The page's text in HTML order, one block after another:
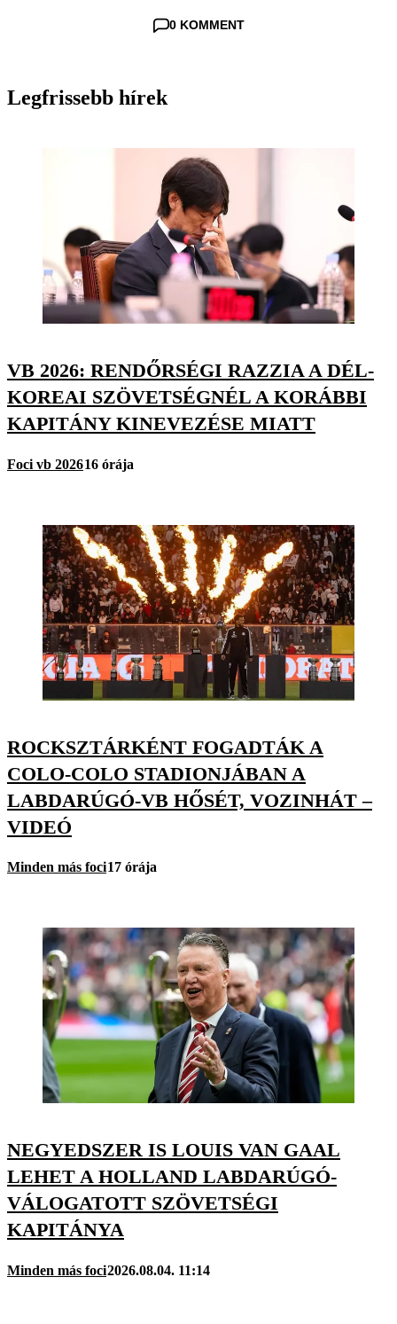
0 KOMMENT
Legfrissebb hírek
VB 2026: RENDŐRSÉGI RAZZIA A DÉL-
KOREAI SZÖVETSÉGNÉL A KORÁBBI
KAPITÁNY KINEVEZÉSE MIATT
Foci vb 202616 órája
ROCKSZTÁRKÉNT FOGADTÁK A
COLO-COLO STADIONJÁBAN A
LABDARÚGÓ-VB HŐSÉT, VOZINHÁT –
VIDEÓ
Minden más foci17 órája
NEGYEDSZER IS LOUIS VAN GAAL
LEHET A HOLLAND LABDARÚGÓ-
VÁLOGATOTT SZÖVETSÉGI
KAPITÁNYA
Minden más foci2026.08.04. 11:14